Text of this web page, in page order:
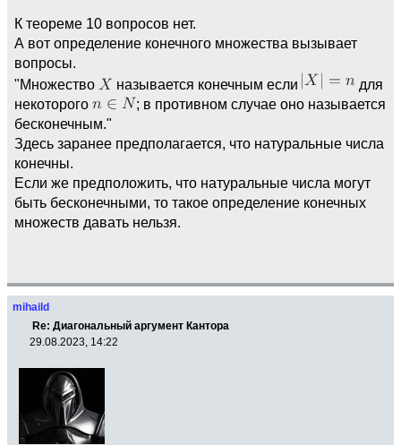
К теореме 10 вопросов нет.
А вот определение конечного множества вызывает
вопросы.
"Множество
называется конечным если
для
некоторого
; в противном случае оно называется
бесконечным."
Здесь заранее предполагается, что натуральные числа
конечны.
Если же предположить, что натуральные числа могут
быть бесконечными, то такое определение конечных
множеств давать нельзя.
mihaild
Re: Диагональный аргумент Кантора
29.08.2023, 14:22